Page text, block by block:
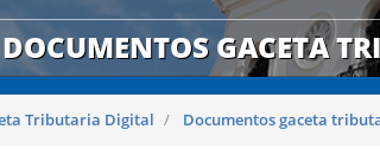
DOCUMENTOS GACETA
de Transparencia
Tributaria Digital Documentos gaceta